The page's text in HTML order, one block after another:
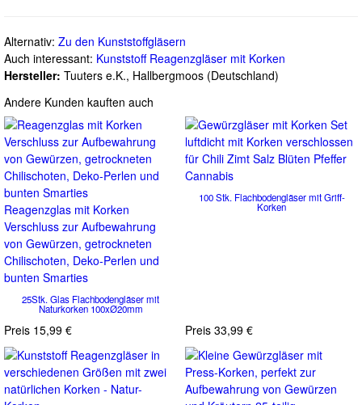
Alternativ: Zu den Kunststoffgläsern
Auch interessant: Kunststoff Reagenzgläser mit Korken
Hersteller: Tuuters e.K., Hallbergmoos (Deutschland)
Andere Kunden kauften auch
Reagenzglas mit Korken
Verschluss zur Aufbewahrung
von Gewürzen, getrockneten
Chilischoten, Deko-Perlen und
bunten Smarties
25Stk. Glas Flachbodengläser mit
Naturkorken 100xØ20mm
Preis 15,99 €
100 Stk. Flachbodengläser mit Griff-
Korken
Preis 33,99 €